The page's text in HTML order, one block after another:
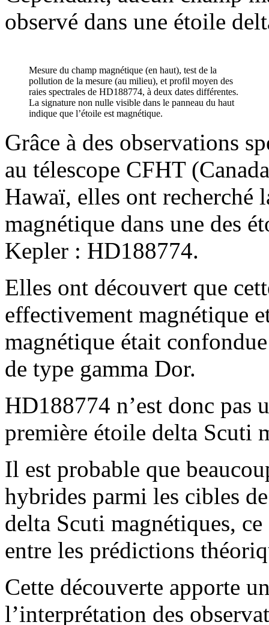
observé dans une étoile
Mesure du champ magnétique (en haut), test de la
pollution de la mesure (au milieu), et profil moyen des
raies spectrales de HD188774, à deux dates différentes.
La signature non nulle visible dans le panneau du haut
indique que l’étoile est magnétique.
Grâce à des observations
au télescope CFHT
Hawaï, elles ont recherché
magnétique dans une des
Kepler : HD188774.
Elles ont découvert que
effectivement magnétique
magnétique était
de type gamma Dor.
HD188774 n’est donc pas
première étoile delta Scuti
Il est probable que
hybrides parmi les cibles
delta Scuti magnétiques,
entre les prédictions
Cette découverte apporte
l’interprétation des